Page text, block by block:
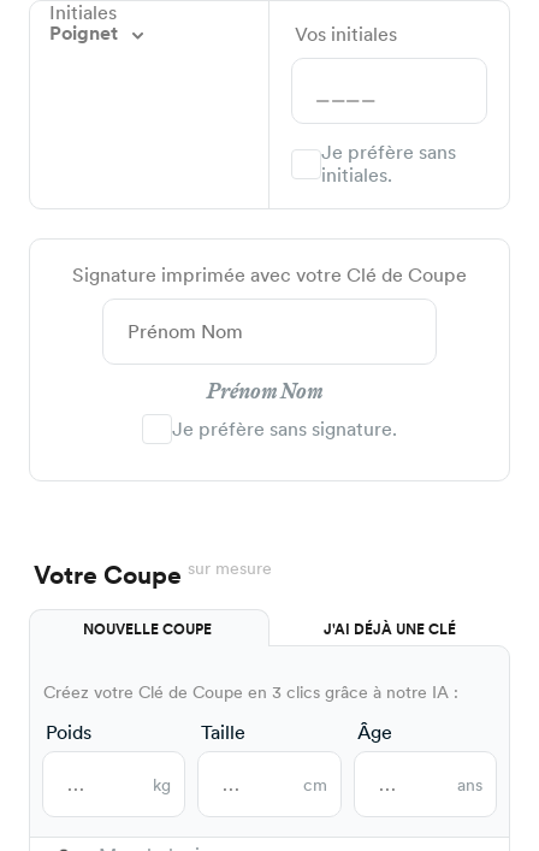
Initiales
Poignet
Vos initiales
Je préfère sans
initiales.
Signature imprimée avec votre Clé de Coupe
Prénom Nom
Je préfère sans signature.
Votre Coupe sur mesure
NOUVELLE COUPE J'AI DÉJÀ UNE CLÉ
Créez votre Clé de Coupe en 3 clics grâce à notre IA :
Poids
kg
Taille
cm
Âge
ans